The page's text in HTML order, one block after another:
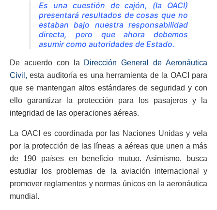
Es una cuestión de cajón, (la OACI)
presentará resultados de cosas que no
estaban bajo nuestra responsabilidad
directa, pero que ahora debemos
asumir como autoridades de Estado.
De acuerdo con la Dirección General de Aeronáutica
Civil, esta auditoría es una herramienta de la OACI para
que se mantengan altos estándares de seguridad y con
ello garantizar la protección para los pasajeros y la
integridad de las operaciones aéreas.
La OACI es coordinada por las Naciones Unidas y vela
por la protección de las líneas a aéreas que unen a más
de 190 países en beneficio mutuo. Asimismo, busca
estudiar los problemas de la aviación internacional y
promover reglamentos y normas únicos en la aeronáutica
mundial.